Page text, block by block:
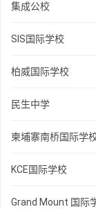
集成公校
SIS国际学校
柏威国际学校
民生中学
柬埔寨南桥国际学
KCE国际学校
Grand Mount 国际